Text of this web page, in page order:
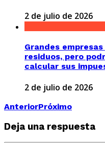
2 de julio de 2026
Grandes
residuos, pero
calcular sus
2 de julio de 2026
AnteriorPróximo
Deja una respuesta